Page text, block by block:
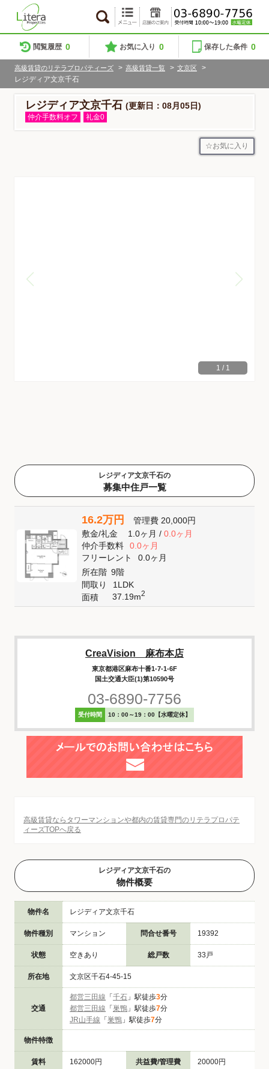
閲覧履歴 0 お気に入り 0 保存した条件 0
高級賃貸のリテラプロパティーズ > 高級賃貸一覧 > 文京区
>
レジディア文京千石
レジディア文京千石 (更新日：08月05日)
仲介手数料オフ 礼金0
お気に入り
1 / 1
レジディア文京千石の
募集中住戸一覧
16.2万円 管理費 20,000円
敷金/礼金 1.0ヶ月/ 0.0ヶ月
仲介手数料
0.0ヶ月
フリーレント
0.0ヶ月
所在階 9階
間取り
1LDK
面積
37.19m2
CreaVision 麻布本店
東京都港区麻布十番1-7-1-6F
国土交通大臣(1)第10590号
03-6890-7756
受付時間 10：00～19：00【水曜定休】
高級賃貸ならタワーマンションや都内の賃貸専門のリテラプロパテ
ィーズTOPへ戻る
レジディア文京千石の
物件概要
物件名 レジディア文京千石
物件種別 マンション 問合せ番号 19392
状態 空きあり 総戸数 33戸
所在地 文京区千石4-45-15
交通
都営三田線 「 千石 」駅徒歩3分
都営三田線 「 巣鴨 」駅徒歩7分
JR山手線 「 巣鴨 」駅徒歩7分
物件特徴
賃料 162000円 共益費/管理費 20000円